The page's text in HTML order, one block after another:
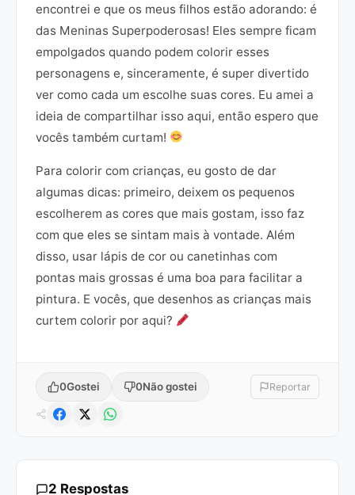
encontrei e que os meus filhos estão adorando: é
das Meninas Superpoderosas! Eles sempre ficam
empolgados quando podem colorir esses
personagens e, sinceramente, é super divertido
ver como cada um escolhe suas cores. Eu amei a
ideia de compartilhar isso aqui, então espero que
vocês também curtam!
Para colorir com crianças, eu gosto de dar
algumas dicas: primeiro, deixem os pequenos
escolherem as cores que mais gostam, isso faz
com que eles se sintam mais à vontade. Além
disso, usar lápis de cor ou canetinhas com
pontas mais grossas é uma boa para facilitar a
pintura. E vocês, que desenhos as crianças mais
curtem colorir por aqui?
0Gostei 0Não gostei Reportar
2 Respostas